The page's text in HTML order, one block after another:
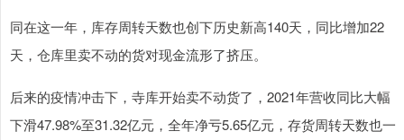
同在这一年，库存周转天数也创下历史新高140天，同比增加22
天，仓库里卖不动的货对现金流形了挤压。
后来的疫情冲击下，寺库开始卖不动货了，2021年营收同比大幅
下滑47.98%至31.32亿元，全年净亏5.65亿元，存货周转天数也一